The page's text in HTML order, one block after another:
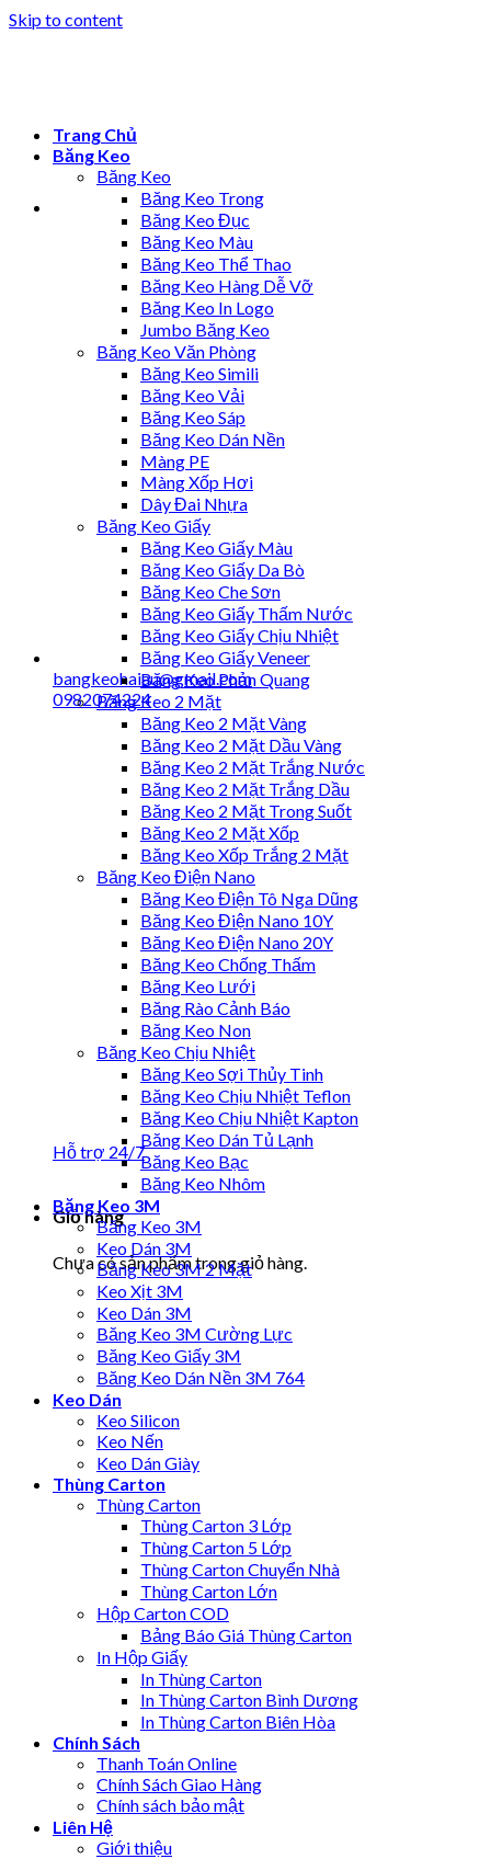
Skip to content
bangkeohaiau@gmail.com
0982074224
Hỗ trợ 24/7
Giỏ hàng
Chưa có sản phẩm trong giỏ hàng.
Trang Chủ
Băng Keo
Băng Keo
Băng Keo Trong
Băng Keo Đục
Băng Keo Màu
Băng Keo Thể Thao
Băng Keo Hàng Dễ Vỡ
Băng Keo In Logo
Jumbo Băng Keo
Băng Keo Văn Phòng
Băng Keo Simili
Băng Keo Vải
Băng Keo Sáp
Băng Keo Dán Nền
Màng PE
Màng Xốp Hơi
Dây Đai Nhựa
Băng Keo Giấy
Băng Keo Giấy Màu
Băng Keo Giấy Da Bò
Băng Keo Che Sơn
Băng Keo Giấy Thấm Nước
Băng Keo Giấy Chịu Nhiệt
Băng Keo Giấy Veneer
Băng Keo Phản Quang
Băng Keo 2 Mặt
Băng Keo 2 Mặt Vàng
Băng Keo 2 Mặt Dầu Vàng
Băng Keo 2 Mặt Trắng Nước
Băng Keo 2 Mặt Trắng Dầu
Băng Keo 2 Mặt Trong Suốt
Băng Keo 2 Mặt Xốp
Băng Keo Xốp Trắng 2 Mặt
Băng Keo Điện Nano
Băng Keo Điện Tô Nga Dũng
Băng Keo Điện Nano 10Y
Băng Keo Điện Nano 20Y
Băng Keo Chống Thấm
Băng Keo Lưới
Băng Rào Cảnh Báo
Băng Keo Non
Băng Keo Chịu Nhiệt
Băng Keo Sợi Thủy Tinh
Băng Keo Chịu Nhiệt Teflon
Băng Keo Chịu Nhiệt Kapton
Băng Keo Dán Tủ Lạnh
Băng Keo Bạc
Băng Keo Nhôm
Băng Keo 3M
Băng Keo 3M
Keo Dán 3M
Băng Keo 3M 2 Mặt
Keo Xịt 3M
Keo Dán 3M
Băng Keo 3M Cường Lực
Băng Keo Giấy 3M
Băng Keo Dán Nền 3M 764
Keo Dán
Keo Silicon
Keo Nến
Keo Dán Giày
Thùng Carton
Thùng Carton
Thùng Carton 3 Lớp
Thùng Carton 5 Lớp
Thùng Carton Chuyển Nhà
Thùng Carton Lớn
Hộp Carton COD
Bảng Báo Giá Thùng Carton
In Hộp Giấy
In Thùng Carton
In Thùng Carton Bình Dương
In Thùng Carton Biên Hòa
Chính Sách
Thanh Toán Online
Chính Sách Giao Hàng
Chính sách bảo mật
Liên Hệ
Giới thiệu